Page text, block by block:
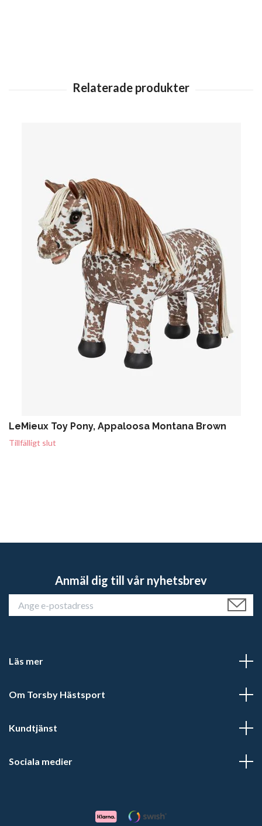
LeMieux Toy Pony, Appaloosa Montana Brown
Tillfälligt slut
Anmäl dig till vår nyhetsbrev
Läs mer
Om Torsby Hästsport
Kundtjänst
Sociala medier